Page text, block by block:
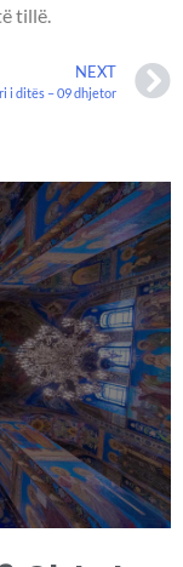
tillë.
NEXT
i ditës – 09 dhjetor